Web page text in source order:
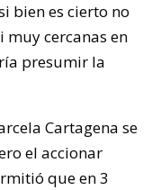
bien es cierto no
cercanas en
presumir la
Cartagena se
el accionar
que en 3